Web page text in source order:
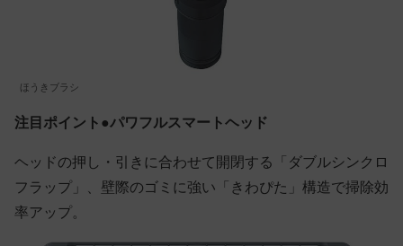
ほうきブラシ
注目ポイント●パワフルスマートヘッド
ヘッドの押し・引きに合わせて開閉する「ダブルシンクロ
フラップ」、壁際のゴミに強い「きわぴた」構造で掃除効
率アップ。